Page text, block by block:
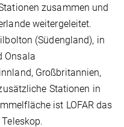
zusammen und
weitergeleitet.
(Südengland), in
Onsala
Großbritannien,
Stationen in
ist LOFAR das